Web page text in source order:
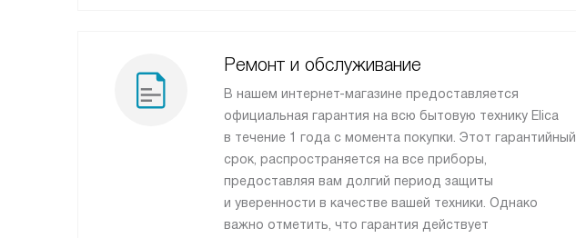
Ремонт и обслуживание
В нашем интернет-магазине предоставляется
официальная гарантия на всю бытовую технику Elica
в течение 1 года с момента покупки. Этот гарантийный
срок, распространяется на все приборы,
предоставляя вам долгий период защиты
и уверенности в качестве вашей техники. Однако
важно отметить, что гарантия действует